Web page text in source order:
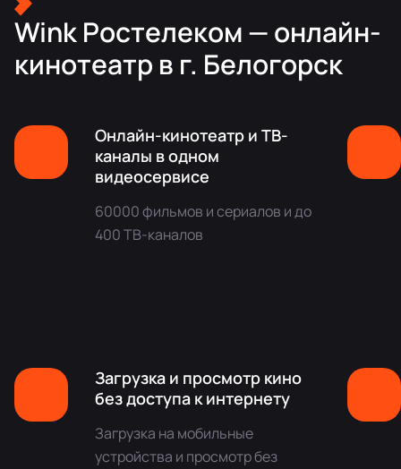
Wink Ростелеком — онлайн-
кинотеатр в г. Белогорск
Онлайн-кинотеатр и ТВ-
каналы в одном
видеосервисе
60000 фильмов и сериалов и до
400 ТВ-каналов
Загрузка и просмотр кино
без доступа к интернету
Загрузка на мобильные
устройства и просмотр без